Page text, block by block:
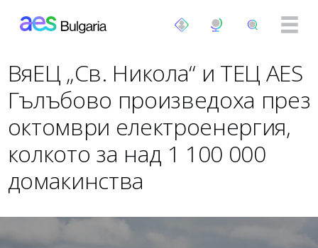
ВяЕЦ „Св. Никола“ и ТЕЦ AES
Гълъбово произведоха през
октомври електроенергия,
колкото за над 1 100 000
домакинства